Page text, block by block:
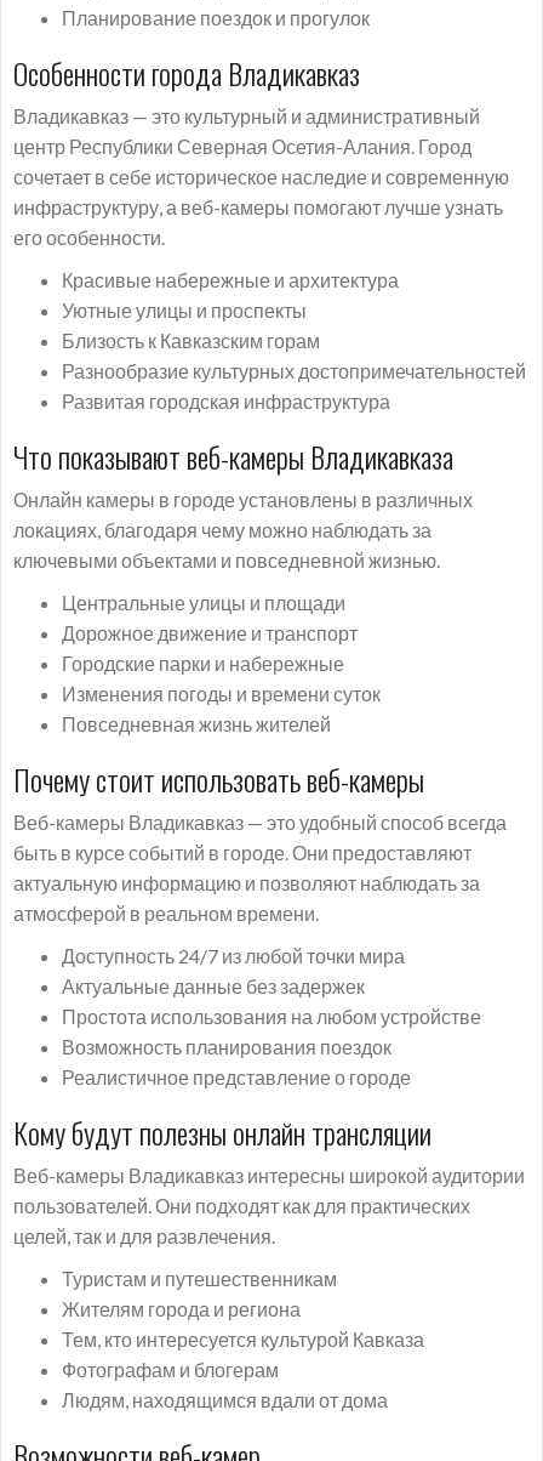
Планирование поездок и прогулок
Особенности города Владикавказ
Владикавказ — это культурный и административный
центр Республики Северная Осетия-Алания. Город
сочетает в себе историческое наследие и современную
инфраструктуру, а веб-камеры помогают лучше узнать
его особенности.
Красивые набережные и архитектура
Уютные улицы и проспекты
Близость к Кавказским горам
Разнообразие культурных достопримечательностей
Развитая городская инфраструктура
Что показывают веб-камеры Владикавказа
Онлайн камеры в городе установлены в различных
локациях, благодаря чему можно наблюдать за
ключевыми объектами и повседневной жизнью.
Центральные улицы и площади
Дорожное движение и транспорт
Городские парки и набережные
Изменения погоды и времени суток
Повседневная жизнь жителей
Почему стоит использовать веб-камеры
Веб-камеры Владикавказ — это удобный способ всегда
быть в курсе событий в городе. Они предоставляют
актуальную информацию и позволяют наблюдать за
атмосферой в реальном времени.
Доступность 24/7 из любой точки мира
Актуальные данные без задержек
Простота использования на любом устройстве
Возможность планирования поездок
Реалистичное представление о городе
Кому будут полезны онлайн трансляции
Веб-камеры Владикавказ интересны широкой аудитории
пользователей. Они подходят как для практических
целей, так и для развлечения.
Туристам и путешественникам
Жителям города и региона
Тем, кто интересуется культурой Кавказа
Фотографам и блогерам
Людям, находящимся вдали от дома